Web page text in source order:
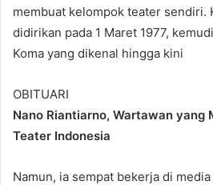
membuat kelompok teater sendiri.
didirikan pada 1 Maret 1977,
Koma yang dikenal hingga kini
OBITUARI
Nano Riantiarno, Wartawan yang
Teater Indonesia
Namun, ia sempat bekerja di